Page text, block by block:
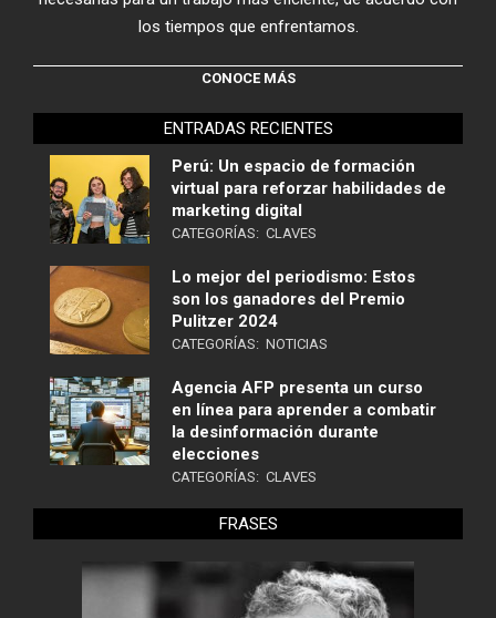
los tiempos que enfrentamos.
CONOCE MÁS
ENTRADAS RECIENTES
Perú: Un espacio de formación
virtual para reforzar habilidades de
marketing digital
CATEGORÍAS: CLAVES
Lo mejor del periodismo: Estos
son los ganadores del Premio
Pulitzer 2024
CATEGORÍAS: NOTICIAS
Agencia AFP presenta un curso
en línea para aprender a combatir
la desinformación durante
elecciones
CATEGORÍAS: CLAVES
FRASES